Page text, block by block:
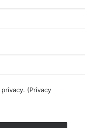
(Privacy